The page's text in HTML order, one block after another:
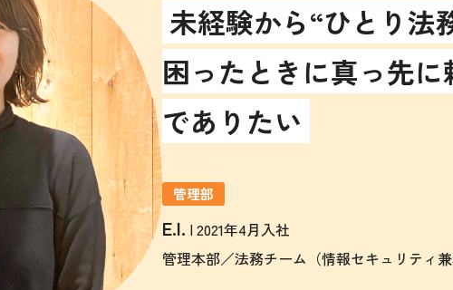
未経験から“ひとり法
困ったときに真っ先
でありたい
管理部
E.I. | 2021年4月入社
管理本部／法務チーム（情報セキュリティ兼